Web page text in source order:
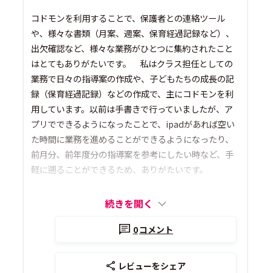
コドモンを利用することで、保護者との連絡ツール
や、様々な書類（月案、週案、保育経過記録など）、
出欠確認など、様々な業務がひとつに集約されたこと
はとてもありがたいです。 私はクラス担任としての
業務で日々の指導案の作成や、子どもたちの成長の記
録（保育経過記録）などの作成で、主にコドモンを利
用しています。以前は手書きで行っていましたが、ア
プリでできるようになったことで、ipadがあれば空い
た時間に業務を進めることができるようになったり、
前月分、前年度分の指導案を参考にしたい時など、手
軽に遡ることができるため、ありがたいです。
続きを開く
0コメント
レビューをシェア